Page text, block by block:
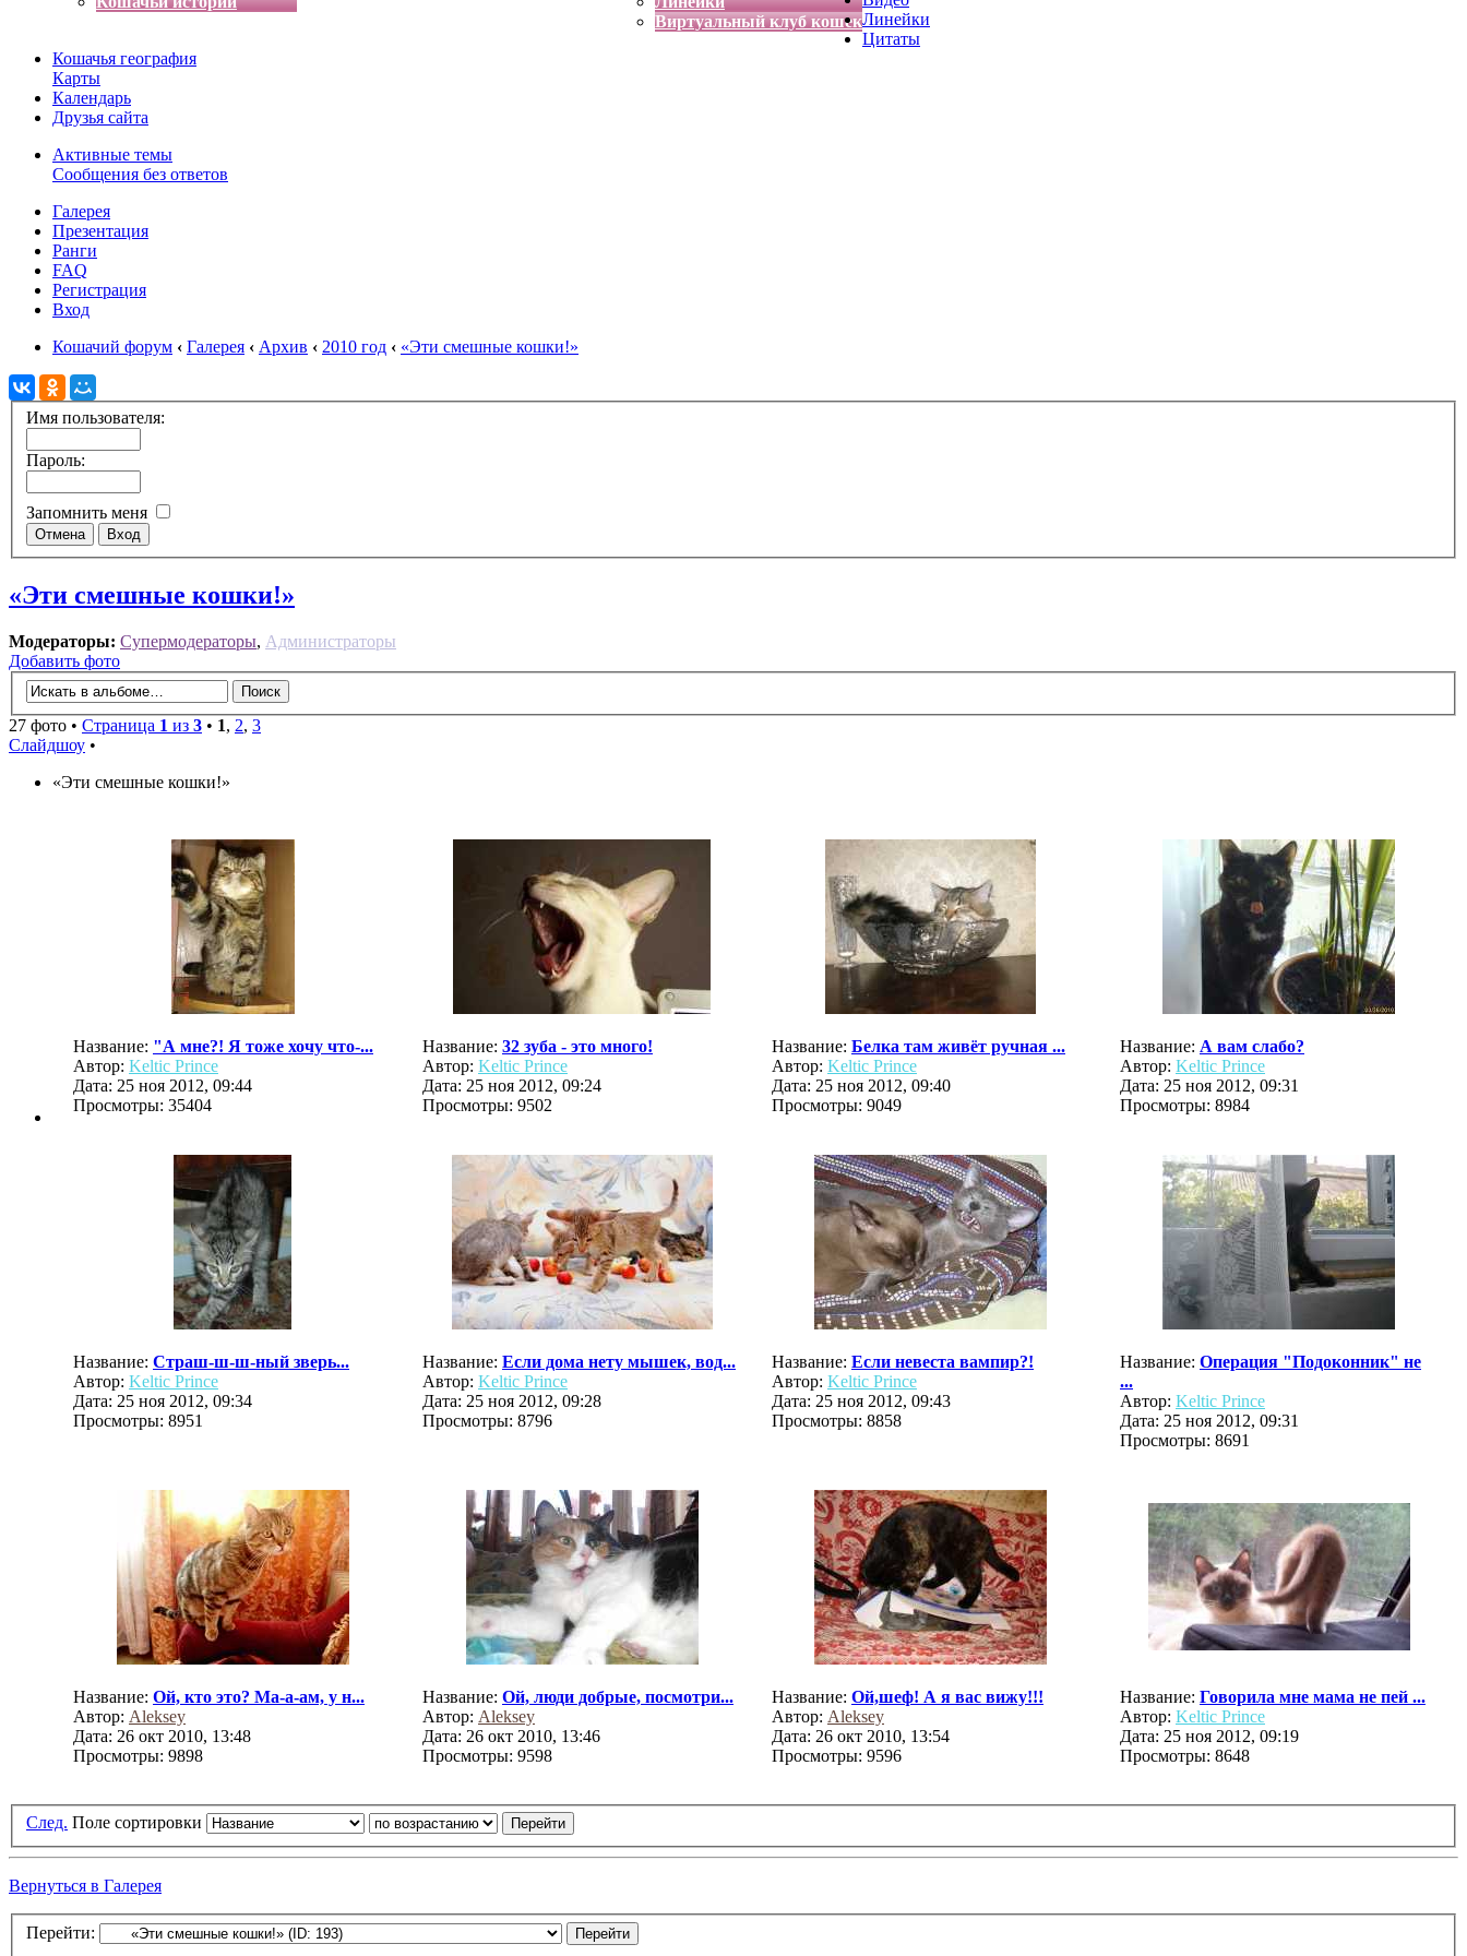
Виртуальный клуб кошекЛинейки
Цитаты
Кошачья география
Карты
Календарь
Друзья сайта
Активные темы
Сообщения без ответов
Галерея
Презентация
Ранги
FAQ
Регистрация
Вход
Кошачий форум ‹ Галерея ‹ Архив ‹ 2010 год ‹ «Эти смешные кошки!»
Имя пользователя:
Пароль:
Запомнить меня
«Эти смешные кошки!»
Модераторы: Супермодераторы, Администраторы
Добавить фото
27 фото • Страница 1 из 3 • 1, 2, 3
Слайдшоу •
«Эти смешные кошки!»
Название: "А мне?! Я тоже хочу что-...
Автор: Keltic Prince
Дата: 25 ноя 2012, 09:44
Просмотры: 35404
Название: 32 зуба - это много!
Автор: Keltic Prince
Дата: 25 ноя 2012, 09:24
Просмотры: 9502
Название: Белка там живёт ручная ...
Автор: Keltic Prince
Дата: 25 ноя 2012, 09:40
Просмотры: 9049
Название: А вам слабо?
Автор: Keltic Prince
Дата: 25 ноя 2012, 09:31
Просмотры: 8984
Название: Страш-ш-ш-ный зверь...
Автор: Keltic Prince
Дата: 25 ноя 2012, 09:34
Просмотры: 8951
Название: Если дома нету мышек, вод...
Автор: Keltic Prince
Дата: 25 ноя 2012, 09:28
Просмотры: 8796
Название: Если невеста вампир?!
Автор: Keltic Prince
Дата: 25 ноя 2012, 09:43
Просмотры: 8858
Название: Операция "Подоконник" не
...
Автор: Keltic Prince
Дата: 25 ноя 2012, 09:31
Просмотры: 8691
Название: Ой, кто это? Ма-а-ам, у н...
Автор: Aleksey
Дата: 26 окт 2010, 13:48
Просмотры: 9898
Название: Ой, люди добрые, посмотри...
Автор: Aleksey
Дата: 26 окт 2010, 13:46
Просмотры: 9598
Название: Ой,шеф! А я вас вижу!!!
Автор: Aleksey
Дата: 26 окт 2010, 13:54
Просмотры: 9596
Название: Говорила мне мама не пей ...
Автор: Keltic Prince
Дата: 25 ноя 2012, 09:19
Просмотры: 8648
След. Поле сортировки
Вернуться в Галерея
Перейти: